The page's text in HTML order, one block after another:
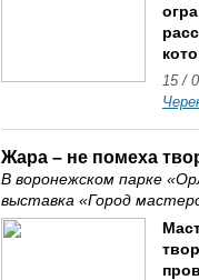
15 /
Жара – не помеха
В воронежском парке
выставка «Город